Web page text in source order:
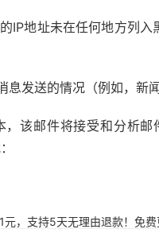
IP地址未在任何地方列
发送的情况（例如，新
该邮件将接受和分析邮
元，支持5天无理由退款！免